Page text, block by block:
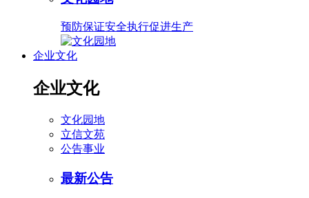
预防保证安全执行促进生产
企业文化
企业文化
文化园地
立信文苑
公告事业
最新公告